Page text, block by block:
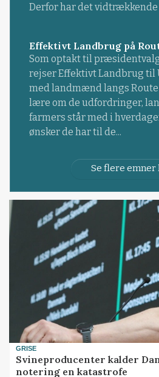
Derfor har det vidtrækkende
Effektivt Landbrug på
Som optakt til
rejser Effektivt Landbrug til
med landmænd langs Route
lære om de udfordringer,
farmers står med i
ønsker de har til de...
Se flere emner
GRISE
Svineproducenter kalder
notering en katastrofe